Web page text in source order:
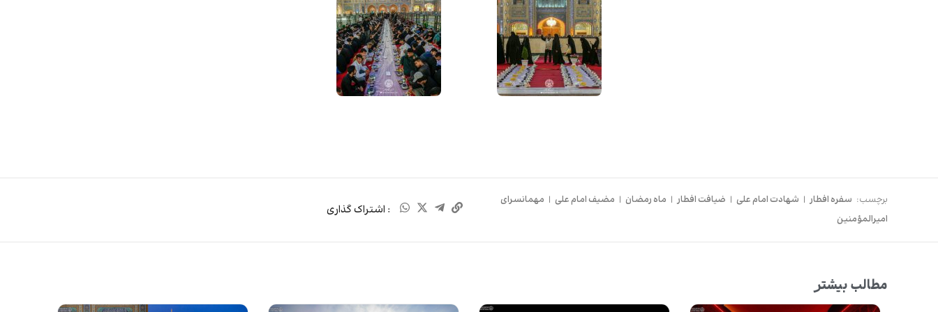
برچسب: سفره افطار | شهادت امام علی | ضیافت افطار | ماه رمضان | مضیف امام علی | مهمانسرای
امیرالمؤمنین
: اشتراک گذاری
مطالب بیشتر